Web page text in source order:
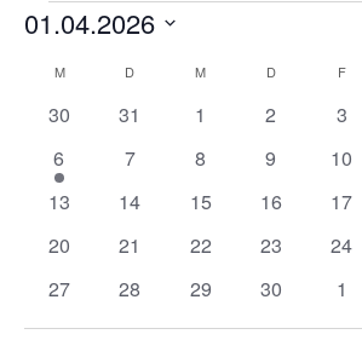
Veranstaltungen
01.04.2026
wählen.
Kalender
von
Veranstaltungen
MMONTAG D DIENSTAGM MITTWOCH
DDONNERSTAG
F
0
30
0
31
0
1
0
2
0
3
1
Veranstaltung
6
0
7
0
8
0
9
0
10
0
13
0
14
0
15
0
16
0
17
0
20
0
21
0
22
0
23
0
24
0
27
0
28
0
29
0
30
0
1